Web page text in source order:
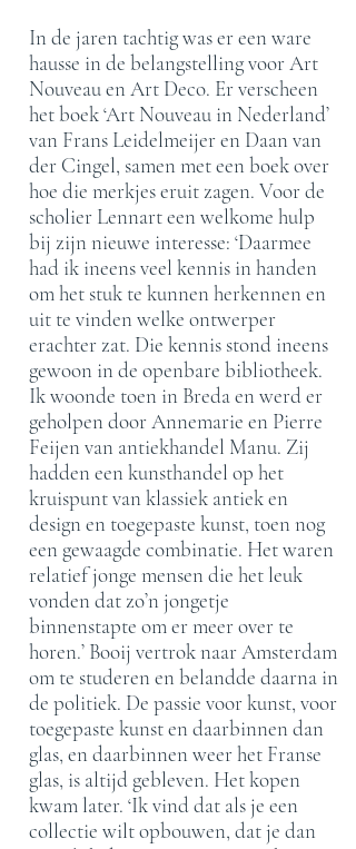
In de jaren tachtig was er een ware
hausse in de belangstelling voor Art
Nouveau en Art Deco. Er verscheen
het boek ‘Art Nouveau in Nederland’
van Frans Leidelmeijer en Daan van
der Cingel, samen met een boek over
hoe die merkjes eruit zagen. Voor de
scholier Lennart een welkome hulp
bij zijn nieuwe interesse: ‘Daarmee
had ik ineens veel kennis in handen
om het stuk te kunnen herkennen en
uit te vinden welke ontwerper
erachter zat. Die kennis stond ineens
gewoon in de openbare bibliotheek.
Ik woonde toen in Breda en werd er
geholpen door Annemarie en Pierre
Feijen van antiekhandel Manu. Zij
hadden een kunsthandel op het
kruispunt van klassiek antiek en
design en toegepaste kunst, toen nog
een gewaagde combinatie. Het waren
relatief jonge mensen die het leuk
vonden dat zo’n jongetje
binnenstapte om er meer over te
horen.’ Booij vertrok naar Amsterdam
om te studeren en belandde daarna in
de politiek. De passie voor kunst, voor
toegepaste kunst en daarbinnen dan
glas, en daarbinnen weer het Franse
glas, is altijd gebleven. Het kopen
kwam later. ‘Ik vind dat als je een
collectie wilt opbouwen, dat je dan